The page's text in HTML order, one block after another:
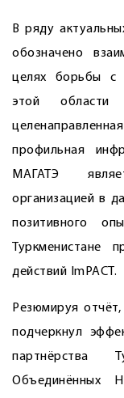
В ряду
обозначено
целях борьбы с
этой
профильная
МАГАТЭ
организацией в
позитивного
Туркменистане
действий ImPACT.
Резюмируя
подчеркнул
партнёрства
Объединённых